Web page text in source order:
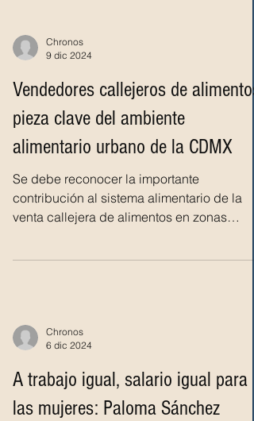
Chronos
9 dic 2024
Vendedores callejeros de alimentos,
pieza clave del ambiente
alimentario urbano de la CDMX
Se debe reconocer la importante
contribución al sistema alimentario de la
venta callejera de alimentos en zonas
Chronos
6 dic 2024
A trabajo igual, salario igual para
las mujeres: Paloma Sánchez